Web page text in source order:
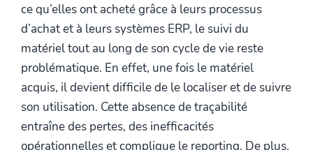
ce qu’elles ont acheté grâce à leurs processus
d’achat et à leurs systèmes ERP, le suivi du
matériel tout au long de son cycle de vie reste
problématique. En effet, une fois le matériel
acquis, il devient difficile de le localiser et de suivre
son utilisation. Cette absence de traçabilité
entraîne des pertes, des inefficacités
opérationnelles et complique le reporting. De plus,